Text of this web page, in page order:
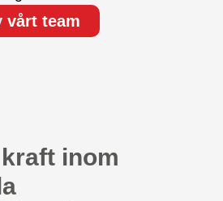
vårt team
inom